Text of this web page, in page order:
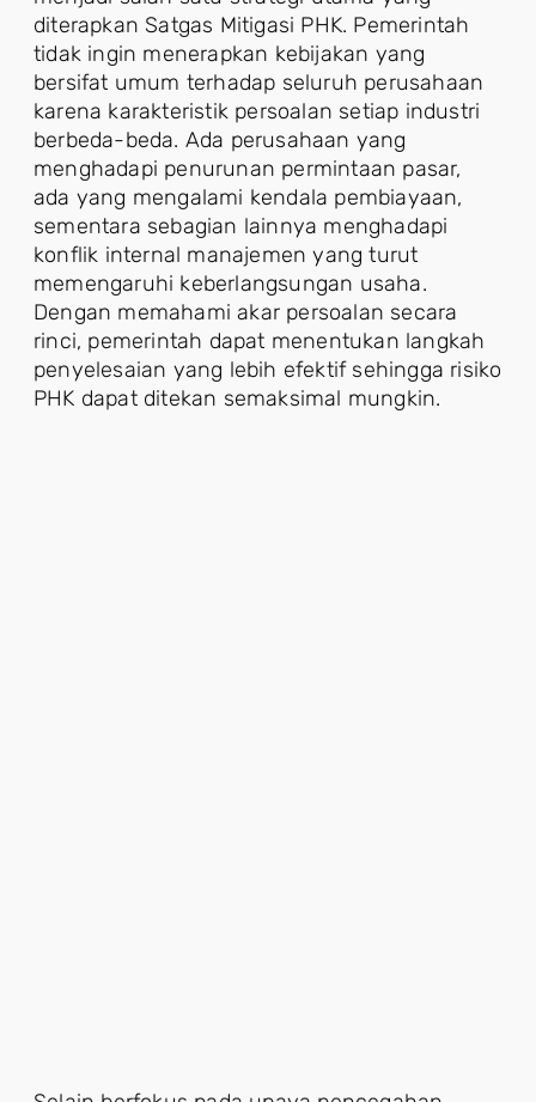
diterapkan Satgas Mitigasi PHK. Pemerintah
tidak ingin menerapkan kebijakan yang
bersifat umum terhadap seluruh perusahaan
karena karakteristik persoalan setiap industri
berbeda-beda. Ada perusahaan yang
menghadapi penurunan permintaan pasar,
ada yang mengalami kendala pembiayaan,
sementara sebagian lainnya menghadapi
konflik internal manajemen yang turut
memengaruhi keberlangsungan usaha.
Dengan memahami akar persoalan secara
rinci, pemerintah dapat menentukan langkah
penyelesaian yang lebih efektif sehingga risiko
PHK dapat ditekan semaksimal mungkin.